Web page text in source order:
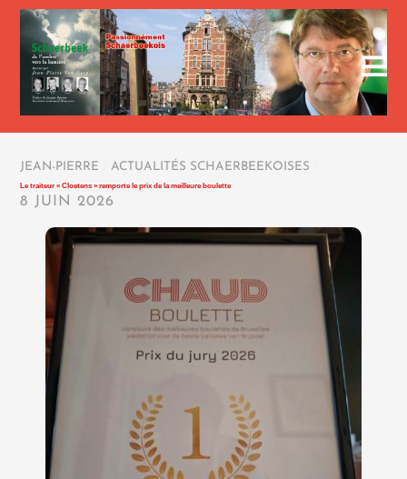
JEAN-PIERRE ACTUALITÉS SCHAERBEEKOISES
Le traiteur « Cloetens » remporte le prix de la meilleure boulette
8 JUIN 2026